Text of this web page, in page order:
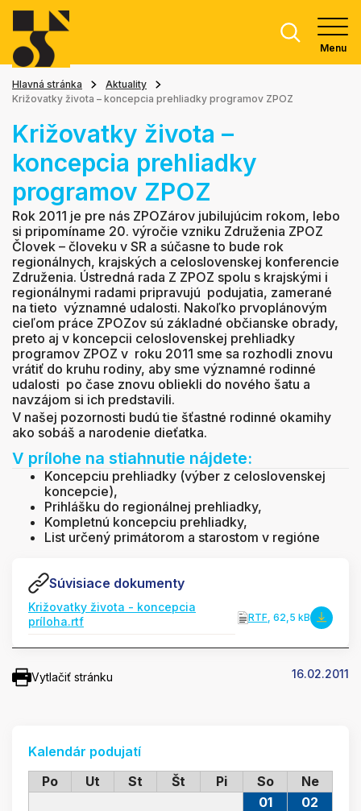
Menu
Hlavná stránka
Aktuality
Križovatky života – koncepcia prehliadky programov ZPOZ
Križovatky života –
koncepcia prehliadky
programov ZPOZ
Rok 2011 je pre nás ZPOZárov jubilujúcim rokom, lebo
si pripomíname 20. výročie vzniku Združenia ZPOZ
Človek – človeku v SR a súčasne to bude rok
regionálnych, krajských a celoslovenskej konferencie
Združenia. Ústredná rada Z ZPOZ spolu s krajskými i
regionálnymi radami pripravujú podujatia, zamerané
na tieto významné udalosti. Nakoľko prvoplánovým
cieľom práce ZPOZov sú základné občianske obrady,
preto aj v koncepcii celoslovenskej prehliadky
programov ZPOZ v roku 2011 sme sa rozhodli znovu
vrátiť do kruhu rodiny, aby sme významné rodinné
udalosti po čase znovu obliekli do nového šatu a
navzájom si ich predstavili.
V našej pozornosti budú tie šťastné rodinné okamihy
ako sobáš a narodenie dieťatka.
V prílohe na stiahnutie nájdete:
Koncepciu prehliadky (výber z celoslovenskej
koncepcie),
Prihlášku do regionálnej prehliadky,
Kompletnú koncepciu prehliadky,
List určený primátorom a starostom v regióne
Súvisiace dokumenty
Križovatky života - koncepcia
príloha.rtf
RTF , 62,5 kB
Vytlačiť stránku 16.02.2011
Kalendár podujatí
Po
Ut St Št Pi So Ne
01
02